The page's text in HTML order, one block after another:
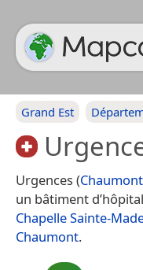
Grand Est
Urgences (Chaumont
un bâtiment
Chapelle Sainte-
Chaumont.